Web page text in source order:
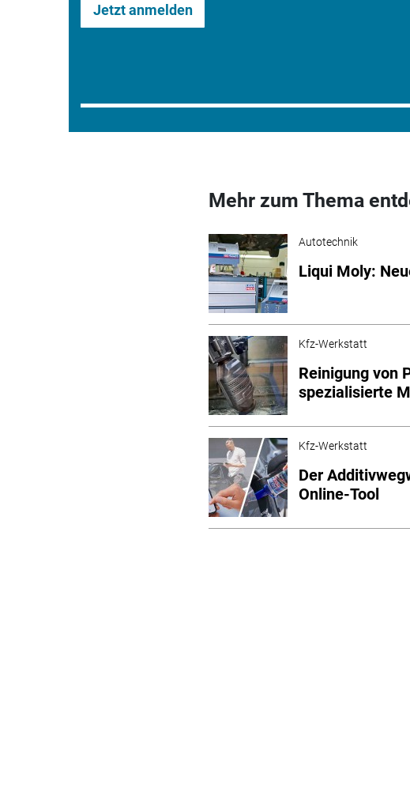
Jetzt anmelden
Mehr zum Thema
Autotechnik
Liqui Moly:
Kfz-Werkstatt
Reinigung von
spezialisierte
Kfz-Werkstatt
Der
Online-Tool